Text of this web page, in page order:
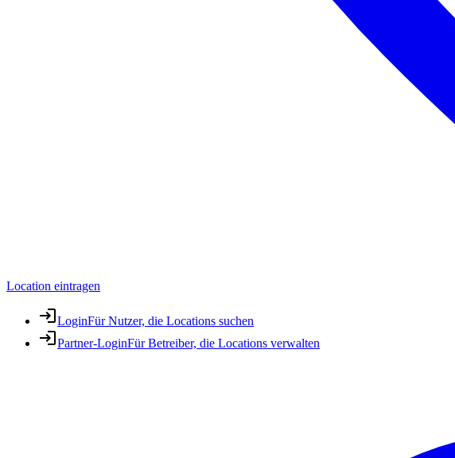
Location eintragen
LoginFür Nutzer, die Locations suchen
Partner-LoginFür Betreiber, die Locations verwalten